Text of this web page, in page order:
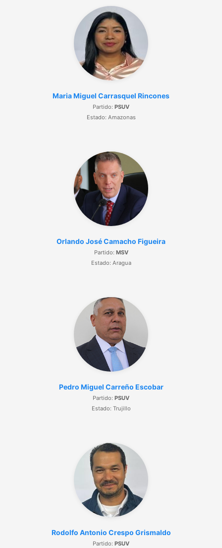
Maria Miguel Carrasquel Rincones
Partido: PSUV
Estado: Amazonas
Orlando José Camacho Figueira
Partido: MSV
Estado: Aragua
Pedro Miguel Carreño Escobar
Partido: PSUV
Estado: Trujillo
Rodolfo Antonio Crespo Grismaldo
Partido: PSUV